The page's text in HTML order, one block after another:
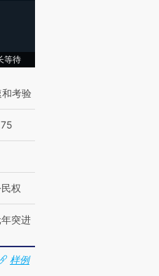
等待
考验
权
年突进
样例